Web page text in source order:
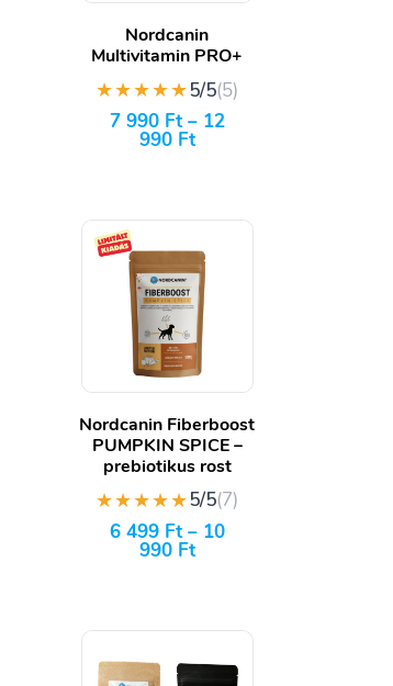
Nordcanin
Multivitamin PRO+
★★★★★5/5(5)
7 990 Ft– 12
990 Ft
Nordcanin Fiberboost
PUMPKIN SPICE –
prebiotikus rost
★★★★★5/5(7)
6 499 Ft– 10
990 Ft